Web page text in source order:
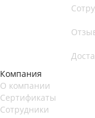
Компания
О компании
Сертификаты
Сотрудники